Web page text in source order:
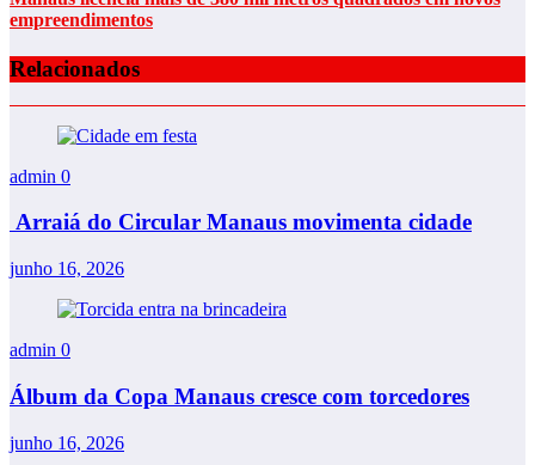
empreendimentos
Relacionados
admin 0
Arraiá do Circular Manaus movimenta cidade
junho 16, 2026
admin 0
Álbum da Copa Manaus cresce com torcedores
junho 16, 2026